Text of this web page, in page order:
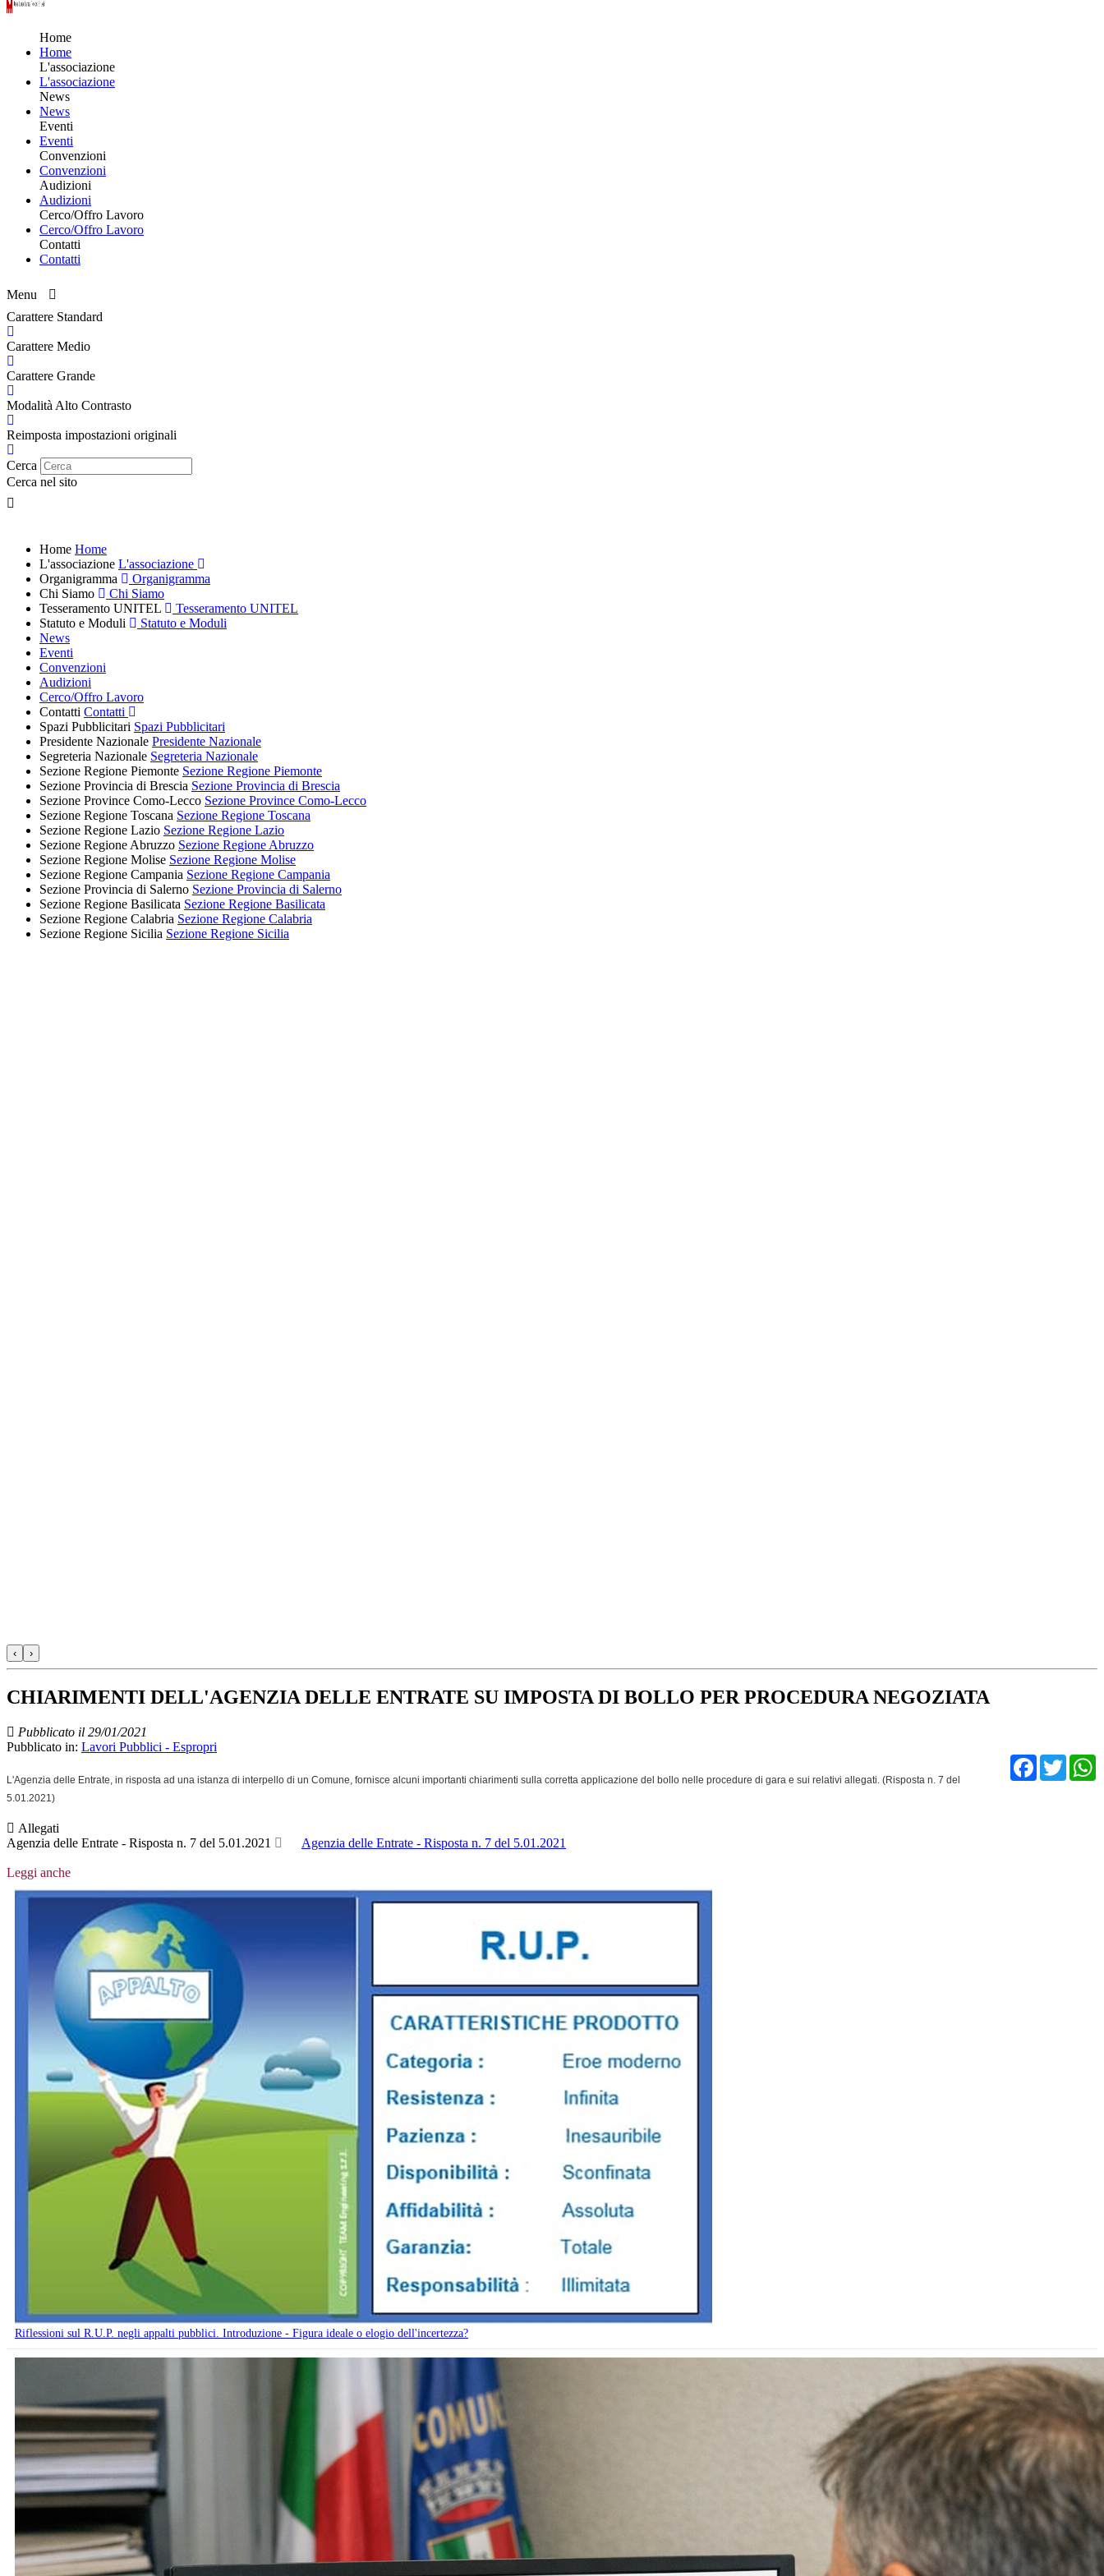
Home
Home
L'associazione
L'associazione
News
News
Eventi
Eventi
Convenzioni
Convenzioni
Audizioni
Audizioni
Cerco/Offro Lavoro
Cerco/Offro Lavoro
Contatti
Contatti
Menu
Carattere Standard
Carattere Medio
Carattere Grande
Modalità Alto Contrasto
Reimposta impostazioni originali
Cerca
Cerca nel sito
Home Home
L'associazione L'associazione
Organigramma
Organigramma
Chi Siamo
Chi Siamo
Tesseramento UNITEL
Tesseramento UNITEL
Statuto e Moduli
Statuto e Moduli
News
Eventi
Convenzioni
Audizioni
Cerco/Offro Lavoro
Contatti Contatti
Spazi Pubblicitari Spazi Pubblicitari
Presidente Nazionale Presidente Nazionale
Segreteria Nazionale Segreteria Nazionale
Sezione Regione Piemonte Sezione Regione Piemonte
Sezione Provincia di Brescia Sezione Provincia di Brescia
Sezione Province Como-Lecco Sezione Province Como-Lecco
Sezione Regione Toscana Sezione Regione Toscana
Sezione Regione Lazio Sezione Regione Lazio
Sezione Regione Abruzzo Sezione Regione Abruzzo
Sezione Regione Molise Sezione Regione Molise
Sezione Regione Campania Sezione Regione Campania
Sezione Provincia di Salerno Sezione Provincia di Salerno
Sezione Regione Basilicata Sezione Regione Basilicata
Sezione Regione Calabria Sezione Regione Calabria
Sezione Regione Sicilia Sezione Regione Sicilia
‹ ›
CHIARIMENTI DELL'AGENZIA DELLE ENTRATE SU IMPOSTA DI BOLLO PER PROCEDURA NEGOZIATA
Pubblicato il 29/01/2021
Pubblicato in: Lavori Pubblici - Espropri
L'Agenzia delle Entrate, in risposta ad una istanza di interpello di un Comune, fornisce alcuni importanti chiarimenti sulla corretta applicazione del bollo nelle procedure di gara e sui relativi allegati. (Risposta n. 7 del
5.01.2021)
Allegati
Agenzia delle Entrate - Risposta n. 7 del 5.01.2021
Agenzia delle Entrate - Risposta n. 7 del 5.01.2021
Leggi anche
Riflessioni sul R.U.P. negli appalti pubblici. Introduzione - Figura ideale o elogio dell'incertezza?